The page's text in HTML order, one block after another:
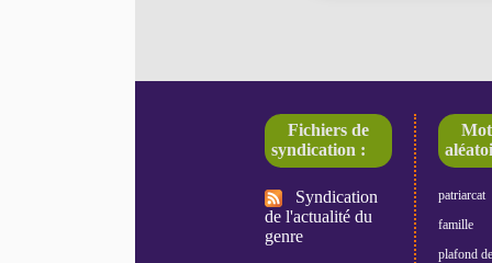
Fichiers de
syndication :
Syndication
de l'actualité du
genre
patriarcat
famille
plafond